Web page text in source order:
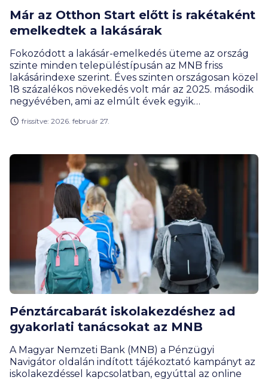
Már az Otthon Start előtt is rakétaként
emelkedtek a lakásárak
Fokozódott a lakásár-emelkedés üteme az ország
szinte minden településtípusán az MNB friss
lakásárindexe szerint. Éves szinten országosan közel
18 százalékos növekedés volt már az 2025. második
negyévében, ami az elmúlt évek egyik
hogy ezek az adatok még nem tükrözik azt a
még tovább hajthatja a lakásárakat.
frissítve: 2026. február 27.
Pénztárcabarát iskolakezdéshez ad
gyakorlati tanácsokat az MNB
A Magyar Nemzeti Bank (MNB) a Pénzügyi
Navigátor oldalán indított tájékoztató kampányt az
iskolakezdéssel kapcsolatban, egyúttal az online